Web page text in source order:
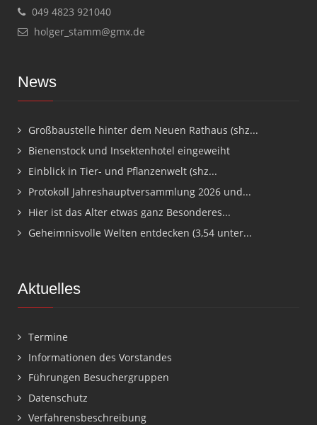
049 4823 921040
holger_stamm@gmx.de
News
Großbaustelle hinter dem Neuen Rathaus (shz...
Bienenstock und Insektenhotel eingeweiht
Einblick in Tier- und Pflanzenwelt (shz...
Protokoll Jahreshauptversammlung 2026 und...
Hier ist das Alter etwas ganz Besonderes...
Geheimnisvolle Welten entdecken (3,54 unter...
Aktuelles
Termine
Informationen des Vorstandes
Führungen Besuchergruppen
Datenschutz
Verfahrensbeschreibung